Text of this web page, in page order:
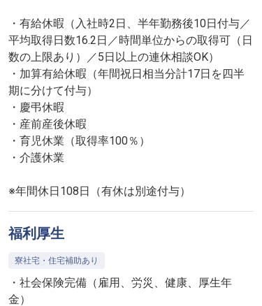
・有給休暇（入社時2日、半年勤務後10日付与／
平均取得日数16.2日／時間単位からの取得可（日
数の上限あり）／5日以上の連休相談OK）
・加算有給休暇（年間祝日相当分計17日を四半
期に分けて付与）
・慶弔休暇
・産前産後休暇
・育児休業（取得率100％）
・介護休業
※年間休日108日（有休は別途付与）
福利厚生
寮社宅・住宅補助あり
・社会保険完備（雇用、労災、健康、厚生年
金）